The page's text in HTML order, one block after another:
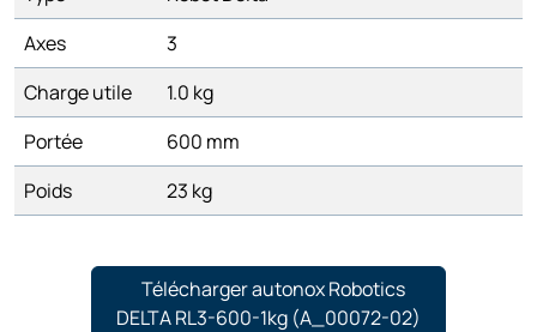
Axes
3
Charge utile
1.0 kg
Portée
600 mm
Poids
23 kg
Télécharger autonox Robotics
DELTA RL3-600-1kg (A_00072-02)